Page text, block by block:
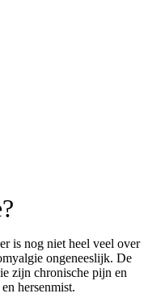
is nog niet heel veel over
ongeneeslijk. De
zijn chronische pijn en
hersenmist.